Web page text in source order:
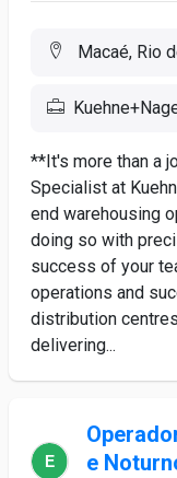
Macaé, Rio
**It's more than a
Specialist at
end warehousing
doing so with
success of your
operations and
distribution
delivering...
e